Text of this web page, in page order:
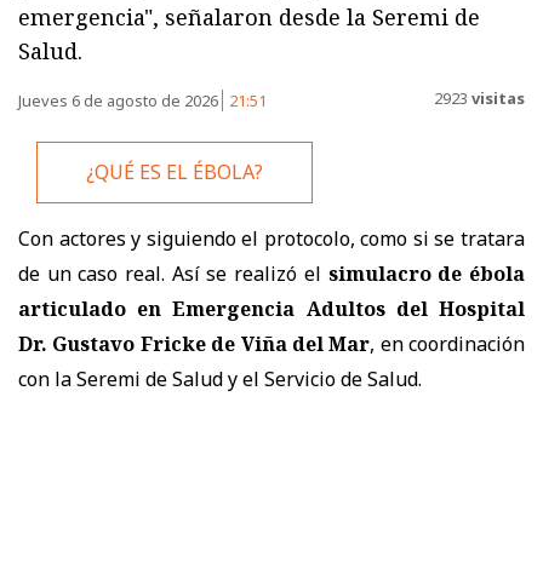
emergencia", señalaron desde la Seremi de
Salud.
Jueves 6 de agosto de 2026 21:51 2923 visitas
¿QUÉ ES EL ÉBOLA?
Con actores y siguiendo el protocolo, como si se tratara
de un caso real. Así se realizó el simulacro de ébola
articulado en Emergencia Adultos del Hospital
Dr. Gustavo Fricke de Viña del Mar, en coordinación
con la Seremi de Salud y el Servicio de Salud.